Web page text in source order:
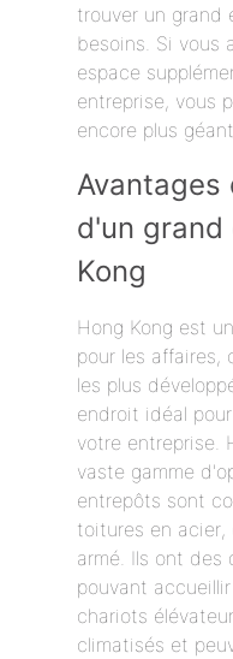
trouver un grand
besoins. Si vous
espace
entreprise, vous
encore plus
Avantages
d'un grand
Kong
Hong Kong est
pour les affaires,
les plus
endroit idéal
votre entreprise.
vaste gamme
entrepôts sont
toitures en
armé. Ils ont des
pouvant
chariots
climatisés et